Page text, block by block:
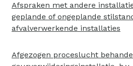
Afspraken met andere
geplande of ongeplande
afvalverwerkende installaties
Afgezogen proceslucht